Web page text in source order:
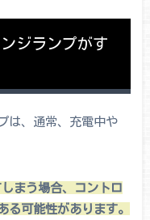
ジランプがす
は、通常、充電中や
まう場合、コントロ
る可能性があります。